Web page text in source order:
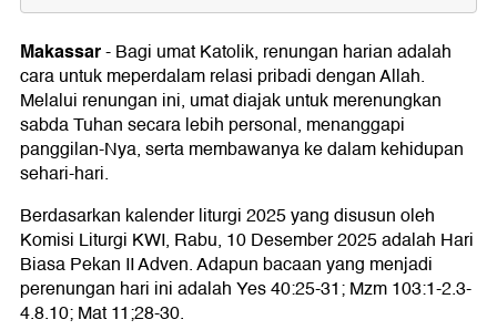
Renungan Harian Katolik Hari Ini 10
Desember 2025
Bacaan I: Yes 40:25-31
Mazmur Tanggapan: Mzm 103:1-2.3-4.8.10
Bacaan Injil: Mat 11;28-30
Renungan Hari Ini: It's Okay to not be Okay
Doa Penutup
Kisah Santo Miltiades, Paus dan Pengaku
Iman
Makassar-Bagi umat Katolik, renungan harian adalah
cara untuk meperdalam relasi pribadi dengan Allah.
Melalui renungan ini, umat diajak untuk merenungkan
sabda Tuhan secara lebih personal, menanggapi
panggilan-Nya, serta membawanya ke dalam kehidupan
sehari-hari.
Berdasarkan kalender liturgi 2025 yang disusun oleh
Komisi Liturgi KWI, Rabu, 10 Desember 2025 adalah Hari
Biasa Pekan II Adven. Adapun bacaan yang menjadi
perenungan hari ini adalah Yes 40:25-31; Mzm 103:1-2.3-
4.8.10; Mat 11;28-30.